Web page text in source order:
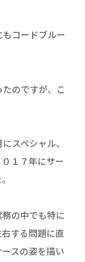
コードブルー
のですが、こ
スペシャル、
１７年にサー
の中でも特に
右する問題に直
スの姿を描い